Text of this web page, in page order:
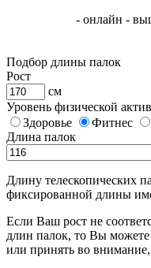
- онлайн -
Подбор длины палок
Рост
см
Уровень физической
Здоровье
Фитнес
Длина палок
Длину телескопических
фиксированной длины
Если Ваш рост не
длин палок, то Вы можете
или принять во внимание,